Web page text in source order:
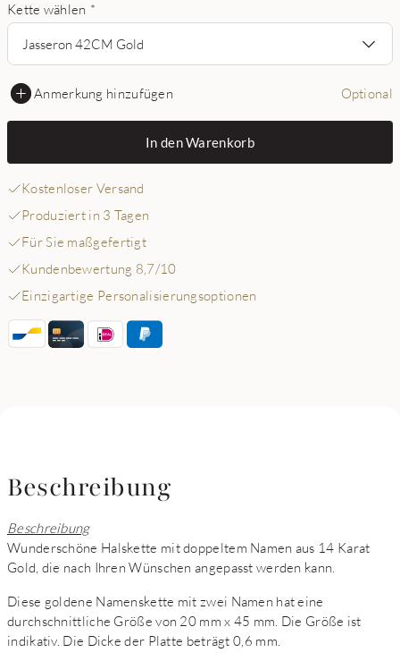
Kette wählen *
Jasseron 42CM Gold
Anmerkung hinzufügen Optional
In den Warenkorb
Kostenloser Versand
Produziert in 3 Tagen
Für Sie maßgefertigt
Kundenbewertung 8,7/10
Einzigartige Personalisierungsoptionen
Beschreibung
Beschreibung
Wunderschöne Halskette mit doppeltem Namen aus 14 Karat
Gold, die nach Ihren Wünschen angepasst werden kann.
Diese goldene Namenskette mit zwei Namen hat eine
durchschnittliche Größe von 20 mm x 45 mm. Die Größe ist
indikativ. Die Dicke der Platte beträgt 0,6 mm.